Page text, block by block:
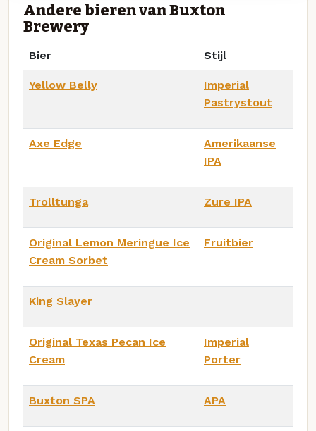
Andere bieren van Buxton
Brewery
Bier Stijl
Yellow Belly
Imperial
Pastrystout
Axe Edge
Amerikaanse
IPA
Trolltunga Zure IPA
Original Lemon Meringue Ice
Cream Sorbet
Fruitbier
King Slayer
Original Texas Pecan Ice
Cream
Imperial
Porter
Buxton SPA APA